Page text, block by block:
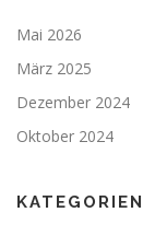
Mai 2026
März 2025
Dezember 2024
Oktober 2024
KATEGORIEN